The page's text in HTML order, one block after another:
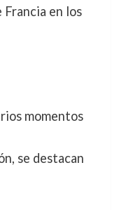
en los
momentos
se destacan